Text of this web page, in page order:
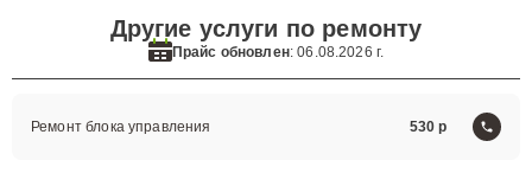
Другие услуги по ремонту
Прайс обновлен: 06.08.2026 г.
Ремонт блока управления 530